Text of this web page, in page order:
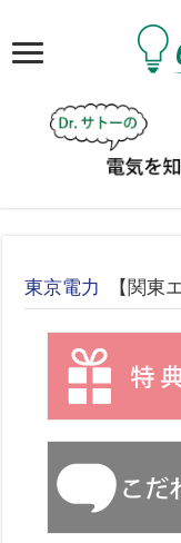
東京電力 【関東